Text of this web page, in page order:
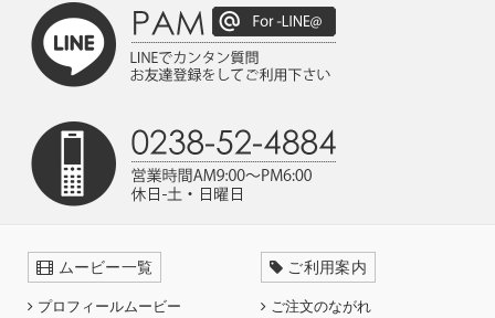
ムービー一覧
プロフィールムービー
ご利用案内
ご注文のながれ